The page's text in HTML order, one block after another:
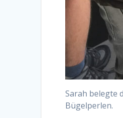
Sarah belegte
Bügelperlen.